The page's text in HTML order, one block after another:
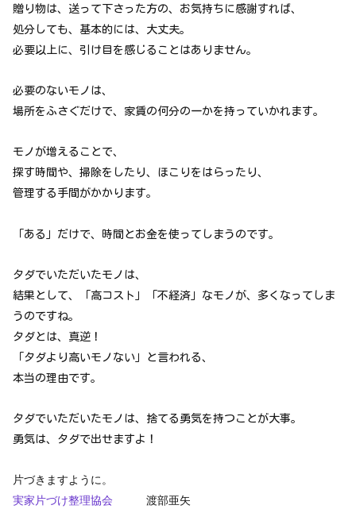
贈り物は、送って下さった方の、お気持ちに感謝すれば、
処分しても、基本的には、大丈夫。
必要以上に、引け目を感じることはありません。
必要のないモノは、
場所をふさぐだけで、家賃の何分の一かを持っていかれます。
モノが増えることで、
探す時間や、掃除をしたり、ほこりをはらったり、
管理する手間がかかります。
「ある」だけで、時間とお金を使ってしまうのです。
タダでいただいたモノは、
結果として、「高コスト」「不経済」なモノが、多くなってしま
うのですね。
タダとは、真逆！
「タダより高いモノない」と言われる、
本当の理由です。
タダでいただいたモノは、捨てる勇気を持つことが大事。
勇気は、タダで出せますよ！
片づきますように。
実家片づけ整理協会 渡部亜矢